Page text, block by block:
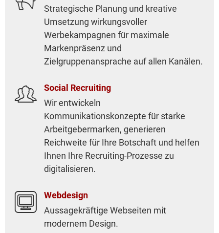
Strategische Planung und kreative
Umsetzung wirkungsvoller
Werbekampagnen für maximale
Markenpräsenz und
Zielgruppenansprache auf allen Kanälen.

Social Recruiting
Wir entwickeln
Kommunikationskonzepte für starke
Arbeitgebermarken, generieren
Reichweite für Ihre Botschaft und helfen
Ihnen Ihre Recruiting-Prozesse zu
digitalisieren.

Webdesign
Aussagekräftige Webseiten mit
modernem Design.